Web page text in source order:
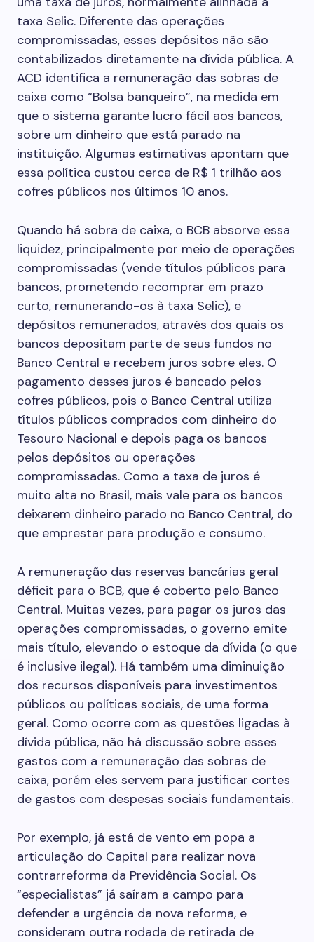
taxa Selic. Diferente das operações
compromissadas, esses depósitos não são
contabilizados diretamente na dívida pública. A
ACD identifica a remuneração das sobras de
caixa como “Bolsa banqueiro”, na medida em
que o sistema garante lucro fácil aos bancos,
sobre um dinheiro que está parado na
instituição. Algumas estimativas apontam que
essa política custou cerca de R$ 1 trilhão aos
cofres públicos nos últimos 10 anos.
Quando há sobra de caixa, o BCB absorve essa
liquidez, principalmente por meio de operações
compromissadas (vende títulos públicos para
bancos, prometendo recomprar em prazo
curto, remunerando-os à taxa Selic), e
depósitos remunerados, através dos quais os
bancos depositam parte de seus fundos no
Banco Central e recebem juros sobre eles. O
pagamento desses juros é bancado pelos
cofres públicos, pois o Banco Central utiliza
títulos públicos comprados com dinheiro do
Tesouro Nacional e depois paga os bancos
pelos depósitos ou operações
compromissadas. Como a taxa de juros é
muito alta no Brasil, mais vale para os bancos
deixarem dinheiro parado no Banco Central, do
que emprestar para produção e consumo.
A remuneração das reservas bancárias geral
déficit para o BCB, que é coberto pelo Banco
Central. Muitas vezes, para pagar os juros das
operações compromissadas, o governo emite
mais título, elevando o estoque da dívida (o que
é inclusive ilegal). Há também uma diminuição
dos recursos disponíveis para investimentos
públicos ou políticas sociais, de uma forma
geral. Como ocorre com as questões ligadas à
dívida pública, não há discussão sobre esses
gastos com a remuneração das sobras de
caixa, porém eles servem para justificar cortes
de gastos com despesas sociais fundamentais.
Por exemplo, já está de vento em popa a
articulação do Capital para realizar nova
contrarreforma da Previdência Social. Os
“especialistas” já saíram a campo para
defender a urgência da nova reforma, e
consideram outra rodada de retirada de